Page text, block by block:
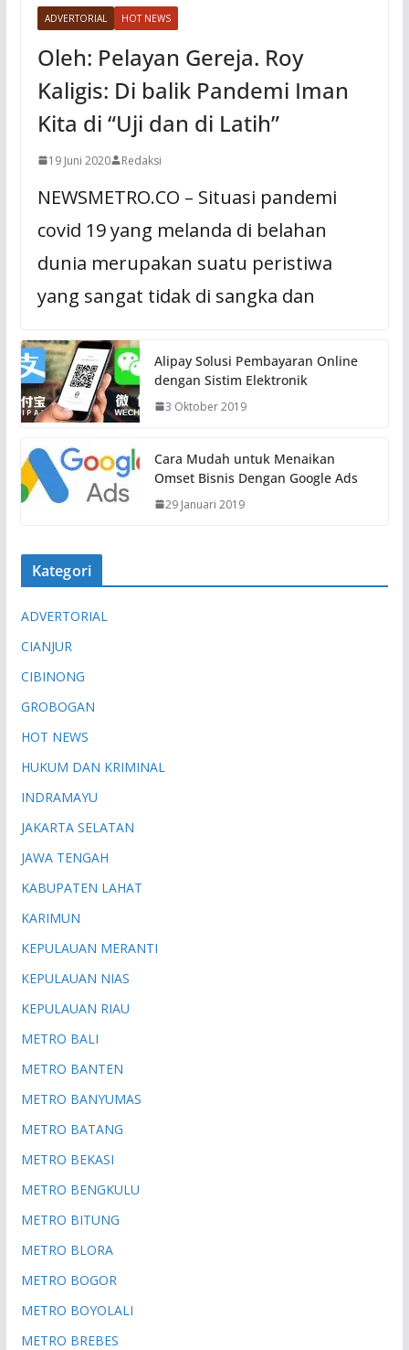
ADVERTORIAL HOT NEWS
Oleh: Pelayan Gereja. Roy
Kaligis: Di balik Pandemi Iman
Kita di “Uji dan di Latih”
19 Juni 2020 Redaksi
NEWSMETRO.CO – Situasi pandemi
covid 19 yang melanda di belahan
dunia merupakan suatu peristiwa
yang sangat tidak di sangka dan
Alipay Solusi Pembayaran Online
dengan Sistim Elektronik
3 Oktober 2019
Cara Mudah untuk Menaikan
Omset Bisnis Dengan Google Ads
29 Januari 2019
Kategori
ADVERTORIAL
CIANJUR
CIBINONG
GROBOGAN
HOT NEWS
HUKUM DAN KRIMINAL
INDRAMAYU
JAKARTA SELATAN
JAWA TENGAH
KABUPATEN LAHAT
KARIMUN
KEPULAUAN MERANTI
KEPULAUAN NIAS
KEPULAUAN RIAU
METRO BALI
METRO BANTEN
METRO BANYUMAS
METRO BATANG
METRO BEKASI
METRO BENGKULU
METRO BITUNG
METRO BLORA
METRO BOGOR
METRO BOYOLALI
METRO BREBES